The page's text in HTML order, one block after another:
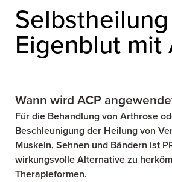
Eigenblut mit
Wann wird ACP
Für die Behandlung von Arthrose
Beschleunigung der Heilung von
Muskeln, Sehnen und Bändern ist
wirkungsvolle Alternative zu
Therapieformen.